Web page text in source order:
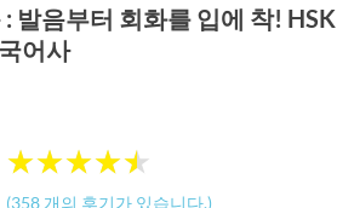
발음부터 회화를 입에 착! HSK
어사
★★★★★
★★★★★
(358 개의 후기가 있습니다.)